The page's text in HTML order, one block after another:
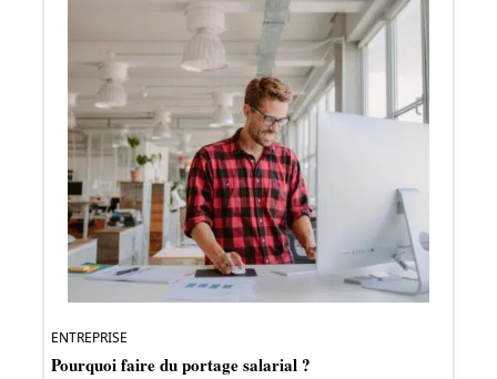
ENTREPRISE
Pourquoi faire du portage salarial ?